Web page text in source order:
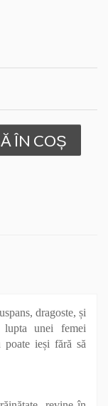
ÎN COȘ
dragoste, și
lupta unei femei
ieși fără să